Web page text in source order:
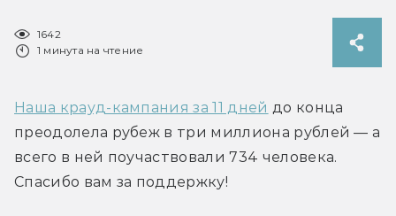
1642
1 минута на чтение
Наша крауд-кампания за 11 дней до конца
преодолела рубеж в три миллиона рублей — а
всего в ней поучаствовали 734 человека.
Спасибо вам за поддержку!